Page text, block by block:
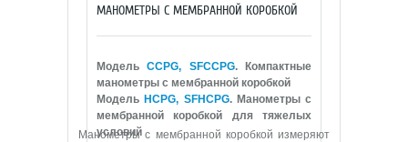
МАНОМЕТРЫ С МЕМБРАННОЙ КОРОБКОЙ
МодельCCPG, SFCCPG. Компактные
манометры с мембранной коробкой
Модель HCPG, SFHCPG. Манометры с
мембранной коробкой для тяжелых
условий
Манометры с мембранной коробкой измеряют